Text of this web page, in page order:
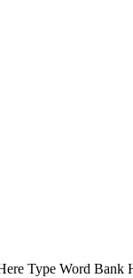
Type Word Bank